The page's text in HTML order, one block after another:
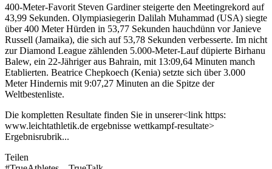
400-Meter-Favorit Steven Gardiner steigerte den Meetingrekord auf
43,99 Sekunden. Olympiasiegerin Dalilah Muhammad (USA) siegte
über 400 Meter Hürden in 53,77 Sekunden hauchdünn vor Janieve
Russell (Jamaika), die sich auf 53,78 Sekunden verbesserte. Im nicht
zur Diamond League zählenden 5.000-Meter-Lauf düpierte Birhanu
Balew, ein 22-Jähriger aus Bahrain, mit 13:09,64 Minuten manch
Etablierten. Beatrice Chepkoech (Kenia) setzte sich über 3.000
Meter Hindernis mit 9:07,27 Minuten an die Spitze der
Weltbestenliste.
Die kompletten Resultate finden Sie in unserer<link https:
www.leichtathletik.de ergebnisse wettkampf-resultate>
Ergebnisrubrik...
Teilen